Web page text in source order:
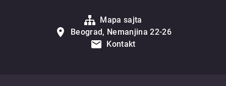
Mapa sajta
Beograd, Nemanjina 22-26
Kontakt